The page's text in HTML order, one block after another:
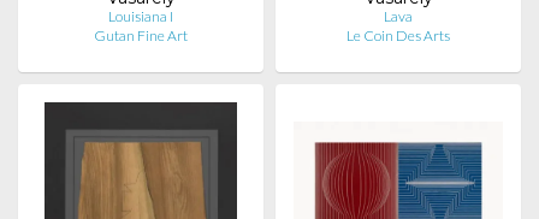
Louisiana I
Gutan Fine Art
Lava
Le Coin Des Arts